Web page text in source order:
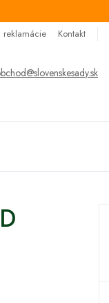
reklamácie Kontakt